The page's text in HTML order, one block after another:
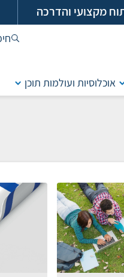
מקצועי והדרכה
אוכלוסיות ועולמות תוכן